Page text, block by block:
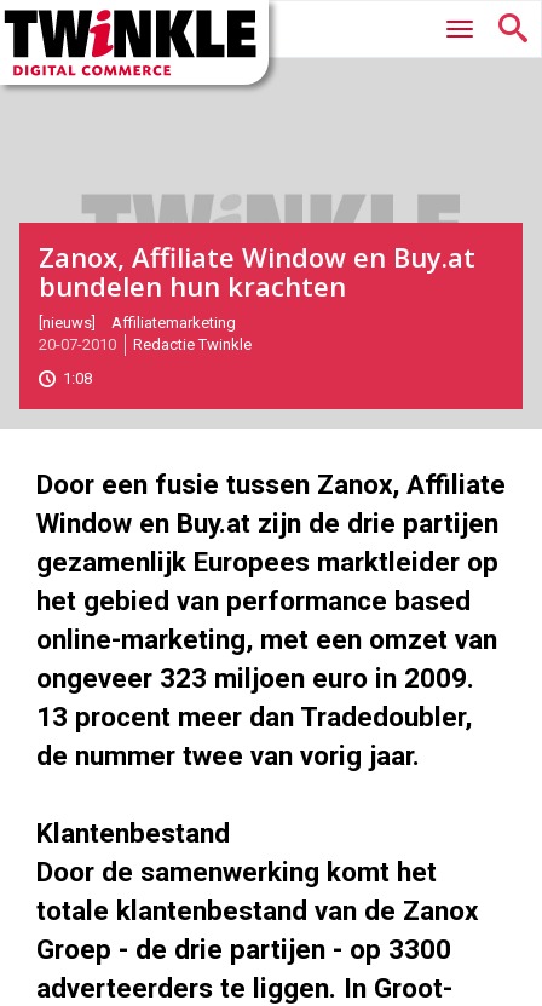
Twinkle
Digital
Commerce
Hoofdmenu
Zanox, Affiliate Window en Buy.at
bundelen hun krachten
2010-
07-
20T10:33:00
2017-
05-
[nieuws]
Affiliatemarketing
20-07-2010
Redactie Twinkle
1:08
Door een fusie tussen Zanox, Affiliate
Window en Buy.at zijn de drie partijen
gezamenlijk Europees marktleider op
het gebied van performance based
online-marketing, met een omzet van
ongeveer 323 miljoen euro in 2009.
13 procent meer dan Tradedoubler,
de nummer twee van vorig jaar.
Klantenbestand
Door de samenwerking komt het
totale klantenbestand van de Zanox
Groep - de drie partijen - op 3300
adverteerders te liggen. In Groot-